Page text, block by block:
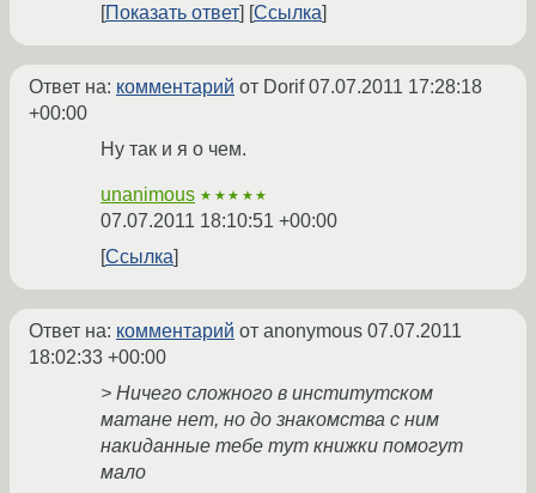
Показать ответ
Ссылка
Ответ на: комментарий от Dorif07.07.2011 17:28:18
+00:00
Ну так и я о чем.
unanimous ★★★★★
07.07.2011 18:10:51 +00:00
Ссылка
Ответ на: комментарий от anonymous 07.07.2011
18:02:33 +00:00
> Ничего сложного в институтском
матане нет, но до знакомства с ним
накиданные тебе тут книжки помогут
мало